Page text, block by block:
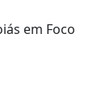
em Foco